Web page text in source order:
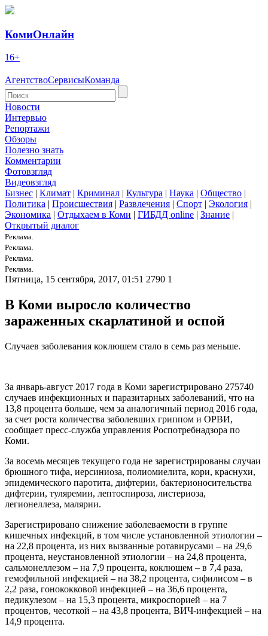
КомиОнлайн
16+
АгентствоСервисыКоманда
Новости
Интервью
Репортажи
Обзоры
Полезно знать
Комментарии
Фотовзгляд
Видеовзгляд
Бизнес | Климат | Криминал | Культура | Наука | Общество |
Политика | Происшествия | Развлечения | Спорт | Экология |
Экономика | Отдыхаем в Коми | ГИБДД online | Знание |
Открытый диалог
Реклама.
Реклама.
Реклама.
Реклама.
Пятница, 15 сентября, 2017, 01:51 2790 1
В Коми выросло количество
зараженных скарлатиной и оспой
Случаев заболевания коклюшем стало в семь раз меньше.
За январь-август 2017 года в Коми зарегистрировано 275740
случаев инфекционных и паразитарных заболеваний, что на
13,8 процента больше, чем за аналогичный период 2016 года,
за счет роста количества заболевших гриппом и ОРВИ,
сообщает пресс-служба управления Роспотребнадзора по
Коми.
За восемь месяцев текущего года не зарегистрированы случаи
брюшного тифа, иерсиниоза, полиомиелита, кори, краснухи,
эпидемического паротита, дифтерии, бактерионосительства
дифтерии, туляремии, лептоспироза, листериоза,
легионеллеза, малярии.
Зарегистрировано снижение заболеваемости в группе
кишечных инфекций, в том числе установленной этиологии –
на 22,8 процента, из них вызванные ротавирусами – на 29,6
процента, неустановленной этиологии – на 24,8 процента,
сальмонеллезом – на 7,9 процента, коклюшем – в 7,4 раза,
гемофильной инфекцией – на 38,2 процента, сифилисом – в
2,2 раза, гонококковой инфекцией – на 36,6 процента,
педикулезом – на 15,3 процента, микроспорией – на 7
процентов, чесоткой – на 43,8 процента, ВИЧ-инфекцией – на
14,9 процента.